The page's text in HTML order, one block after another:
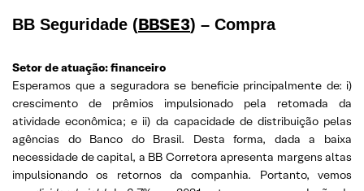
BB Seguridade (BBSE3) – Compra
Setor de atuação:financeiro
Esperamos que a seguradora se beneficie principalmente de: i)
crescimento de prêmios impulsionado pela retomada da
atividade econômica; e ii) da capacidade de distribuição pelas
agências do Banco do Brasil. Desta forma, dada a baixa
necessidade de capital, a BB Corretora apresenta margens altas
impulsionando os retornos da companhia. Portanto, vemos